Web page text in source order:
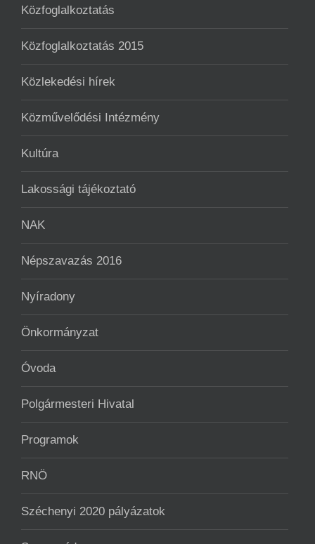
Közfoglalkoztatás
Közfoglalkoztatás 2015
Közlekedési hírek
Közművelődési Intézmény
Kultúra
Lakossági tájékoztató
NAK
Népszavazás 2016
Nyíradony
Önkormányzat
Óvoda
Polgármesteri Hivatal
Programok
RNÖ
Széchenyi 2020 pályázatok